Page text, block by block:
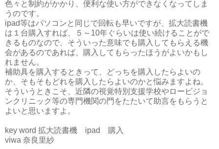
色々と制約がかかり、便利な使い方ができなくなってしま
うのです。
ipad等はパソコンと同じで回転も早いですが、拡大読書機
は１台購入すれば、５～10年ぐらいは使い続けることがで
きるものなので、そういった意味でも購入してもらえる機
会があるのであれば、購入してもらったほうがよいかもし
れません。
補助具を購入するときって、どっちを購入したらよいの
か、そもそもどれを購入したらよいのかと悩みますよね。
そういうときこそ、近隣の視覚特別支援学校やロービジョ
ンクリニック等の専門機関の門をたたいて助言をもらうと
よいと思いますよ。
key word 拡大読書機 ipad 購入
viwa 奈良里紗